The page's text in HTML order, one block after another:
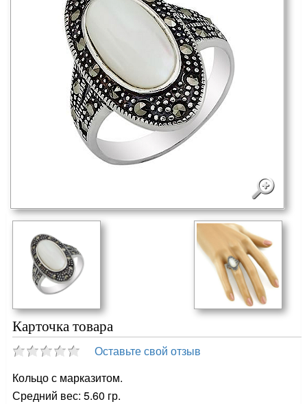
Карточка товара
Оставьте свой отзыв
Кольцо с марказитом.
Средний вес: 5.60 гр.